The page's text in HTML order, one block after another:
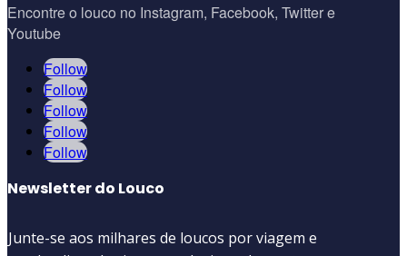
Encontre o louco no Instagram, Facebook, Twitter e
Youtube
Follow
Follow
Follow
Follow
Follow
Newsletter do Louco